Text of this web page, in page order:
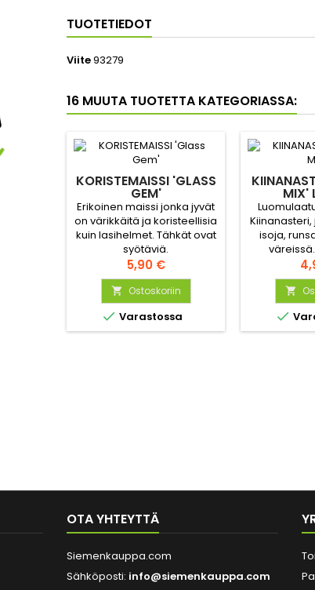
TUOTETIEDOT
Viite93279
16 MUUTA TUOTETTA KATEGORIASSA:
KORISTEMAISSI 'GLASS
GEM'
Erikoinen maissi jonka jyvät
on värikkäitä ja koristeellisia
kuin lasihelmet. Tähkät ovat
syötäviä.
Hinta
5,90 €
 Ostoskoriin
 Varastossa
MIX'
isoja,


OTA YHTEYTTÄ
Siemenkauppa.com
Sähköposti: info@siemenkauppa.com